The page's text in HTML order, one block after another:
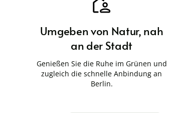
Umgeben von Natur, nah
an der Stadt
Genießen Sie die Ruhe im Grünen und
zugleich die schnelle Anbindung an
Berlin.